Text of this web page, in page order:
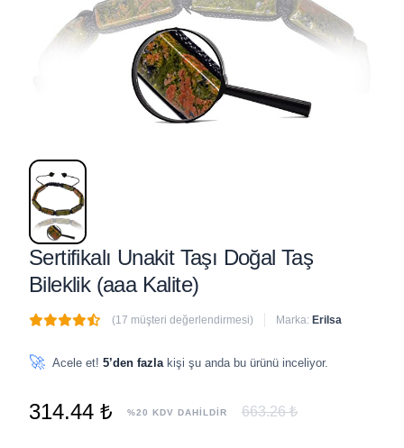
Sertifikalı Unakit Taşı Doğal Taş
Bileklik (aaa Kalite)
(17 müşteri değerlendirmesi) Marka: Erilsa
🚀 Acele et! 5’den fazla kişi şu anda bu ürünü inceliyor.
314.44 ₺ %20 KDV DAHİLDİR 663.26 ₺